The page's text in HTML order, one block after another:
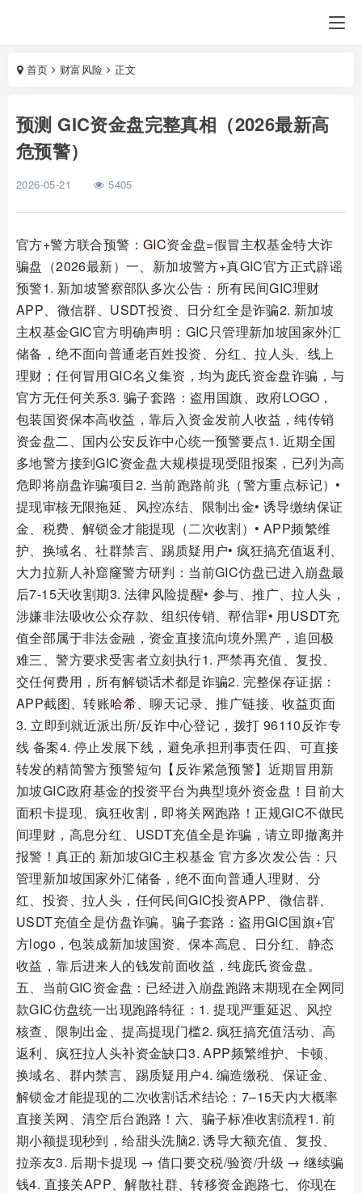
首页 财富风险 正文
预测 GIC资金盘完整真相（2026最新高
危预警）
2026-05-21 5405
官方+警方联合预警： GIC资金盘=假冒主权基金特大诈
骗盘（2026最新）一、新加坡警方+真GIC官方正式辟谣
预警1. 新加坡警察部队多次公告：所有民间GIC理财
APP、微信群、USDT投资、日分红全是诈骗2. 新加坡
主权基金GIC官方明确声明：GIC只管理新加坡国家外汇
储备，绝不面向普通老百姓投资、分红、拉人头、线上
理财；任何冒用GIC名义集资，均为庞氏资金盘诈骗，与
官方无任何关系3. 骗子套路：盗用国旗、政府LOGO，
包装国资保本高收益，靠后入资金发前人收益，纯传销
资金盘二、国内公安反诈中心统一预警要点1. 近期全国
多地警方接到GIC资金盘大规模提现受阻报案，已列为高
危即将崩盘诈骗项目2. 当前跑路前兆（警方重点标记）•
提现审核无限拖延、风控冻结、限制出金• 诱导缴纳保证
金、税费、解锁金才能提现（二次收割）• APP频繁维
护、换域名、社群禁言、踢质疑用户• 疯狂搞充值返利、
大力拉新人补窟窿警方研判：当前GIC仿盘已进入崩盘最
后7‑15天收割期3. 法律风险提醒• 参与、推广、拉人头，
涉嫌非法吸收公众存款、组织传销、帮信罪• 用USDT充
值全部属于非法金融，资金直接流向境外黑产，追回极
难三、警方要求受害者立刻执行1. 严禁再充值、复投、
交任何费用，所有解锁话术都是诈骗2. 完整保存证据：
APP截图、转账哈希、聊天记录、推广链接、收益页面
3. 立即到就近派出所/反诈中心登记，拨打 96110反诈专
线 备案4. 停止发展下线，避免承担刑事责任四、可直接
转发的精简警方预警短句【反诈紧急预警】近期冒用新
加坡GIC政府基金的投资平台为典型境外资金盘！目前大
面积卡提现、疯狂收割，即将关网跑路！正规GIC不做民
间理财，高息分红、USDT充值全是诈骗，请立即撤离并
报警！真正的 新加坡GIC主权基金 官方多次发公告：只
管理新加坡国家外汇储备，绝不面向普通人理财、分
红、投资、拉人头，任何民间GIC投资APP、微信群、
USDT充值全是仿盘诈骗。骗子套路：盗用GIC国旗+官
方logo，包装成新加坡国资、保本高息、日分红、静态
收益，靠后进来人的钱发前面收益，纯庞氏资金盘。
五、当前GIC资金盘：已经进入崩盘跑路末期现在全网同
款GIC仿盘统一出现跑路特征：1. 提现严重延迟、风控
核查、限制出金、提高提现门槛2. 疯狂搞充值活动、高
返利、疯狂拉人头补资金缺口3. APP频繁维护、卡顿、
换域名、群内禁言、踢质疑用户4. 编造缴税、保证金、
解锁金才能提现的二次收割话术结论：7–15天内大概率
直接关网、清空后台跑路！六、骗子标准收割流程1. 前
期小额提现秒到，给甜头洗脑2. 诱导大额充值、复投、
拉亲友3. 后期卡提现 → 借口要交税/验资/升级 → 继续骗
钱4. 直接关APP、解散社群、转移资金跑路七、你现在